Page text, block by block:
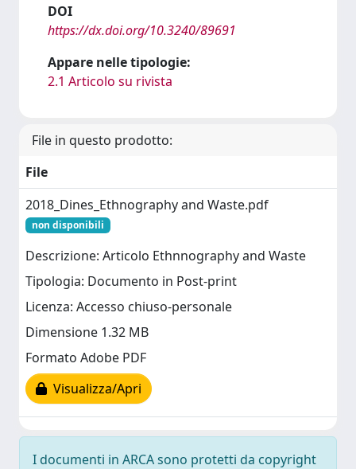
DOI
https://dx.doi.org/10.3240/89691
Appare nelle tipologie:
2.1 Articolo su rivista
File in questo prodotto:
File
2018_Dines_Ethnography and Waste.pdf
non disponibili
Descrizione: Articolo Ethnnography and Waste
Tipologia: Documento in Post-print
Licenza: Accesso chiuso-personale
Dimensione 1.32 MB
Formato Adobe PDF
Visualizza/Apri
I documenti in ARCA sono protetti da copyright